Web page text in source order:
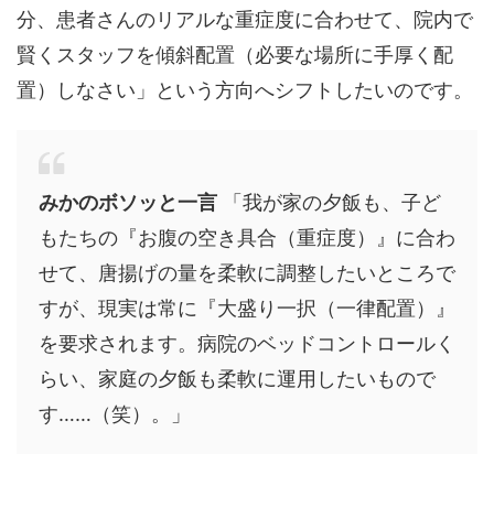
分、患者さんのリアルな重症度に合わせて、院内で
賢くスタッフを傾斜配置（必要な場所に手厚く配
置）しなさい」という方向へシフトしたいのです。
みかのボソッと一言 「我が家の夕飯も、子ど
もたちの『お腹の空き具合（重症度）』に合わ
せて、唐揚げの量を柔軟に調整したいところで
すが、現実は常に『大盛り一択（一律配置）』
を要求されます。病院のベッドコントロールく
らい、家庭の夕飯も柔軟に運用したいもので
す……（笑）。」